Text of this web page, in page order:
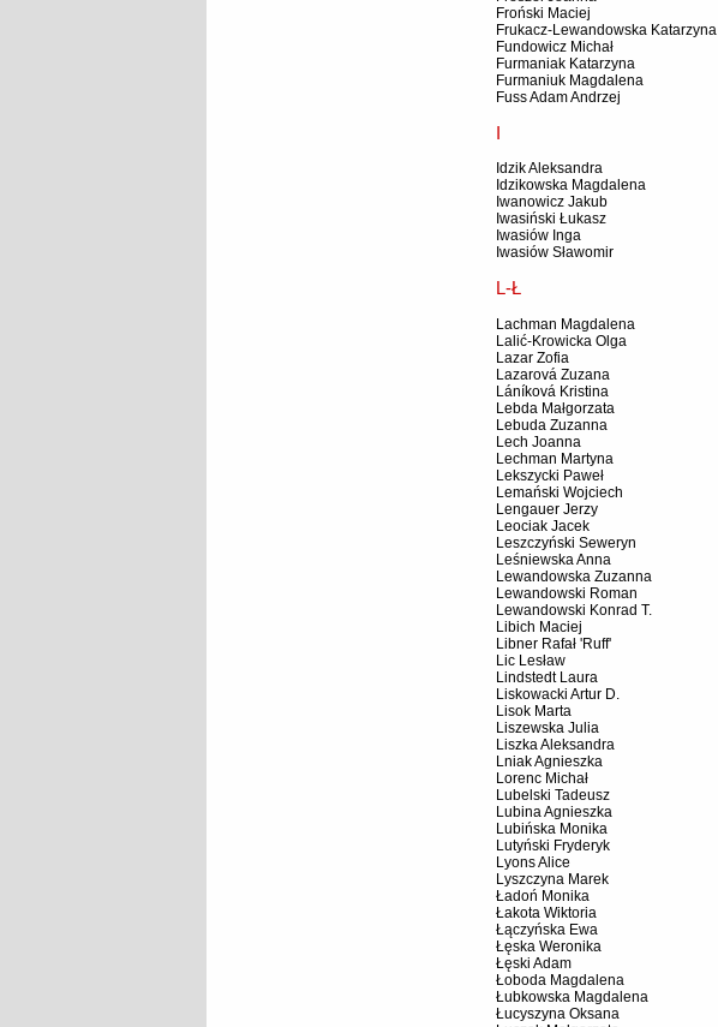
Froński Maciej
Frukacz-Lewandowska Katarzyna
Fundowicz Michał
Furmaniak Katarzyna
Furmaniuk Magdalena
Fuss Adam Andrzej
I
Idzik Aleksandra
Idzikowska Magdalena
Iwanowicz Jakub
Iwasiński Łukasz
Iwasiów Inga
Iwasiów Sławomir
L-Ł
Lachman Magdalena
Lalić-Krowicka Olga
Lazar Zofia
Lazarová Zuzana
Láníková Kristina
Lebda Małgorzata
Lebuda Zuzanna
Lech Joanna
Lechman Martyna
Lekszycki Paweł
Lemański Wojciech
Lengauer Jerzy
Leociak Jacek
Leszczyński Seweryn
Leśniewska Anna
Lewandowska Zuzanna
Lewandowski Roman
Lewandowski Konrad T.
Libich Maciej
Libner Rafał 'Ruff'
Lic Lesław
Lindstedt Laura
Liskowacki Artur D.
Lisok Marta
Liszewska Julia
Liszka Aleksandra
Lniak Agnieszka
Lorenc Michał
Lubelski Tadeusz
Lubina Agnieszka
Lubińska Monika
Lutyński Fryderyk
Lyons Alice
Lyszczyna Marek
Ładoń Monika
Łakota Wiktoria
Łączyńska Ewa
Łęska Weronika
Łęski Adam
Łoboda Magdalena
Łubkowska Magdalena
Łucyszyna Oksana